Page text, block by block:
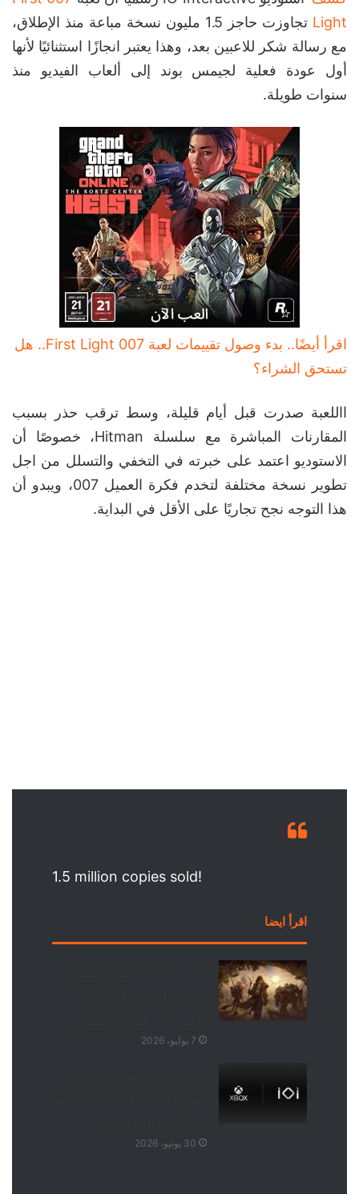
Light
تجاوزت حاجز 1.5 مليون نسخة مباعة منذ الإطلاق،
مع رسالة شكر للاعبين بعد، وهذا يعتبر انجازًا استثنائيًا لأنها
أول عودة فعلية لجيمس بوند إلى ألعاب الفيديو منذ
سنوات طويلة.
اقرأ أيضًا.. بدء وصول تقييمات لعبة 007 First Light.. هل
تستحق الشراء؟
االلعبة صدرت قبل أيام قليلة، وسط ترقب حذر بسبب
المقارنات المباشرة مع سلسلة Hitman، خصوصًا أن
الاستوديو اعتمد على خبرته في التخفي والتسلل من اجل
تطوير نسخة مختلفة لتخدم فكرة العميل 007، ويبدو أن
هذا التوجه نجح تجاريًا على الأقل في البداية.
1.5 million copies sold!
اقرأ ايضا
7 يوليو، 2026
30 يونيو، 2026